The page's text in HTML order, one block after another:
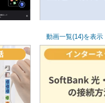
動画一覧(14)を表示
SoftBank
の接